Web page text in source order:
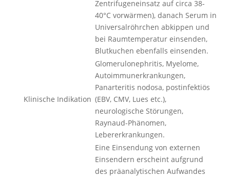
Zentrifugeneinsatz auf circa 38-
40°C vorwärmen), danach Serum in
Universalröhrchen abkippen und
bei Raumtemperatur einsenden,
Blutkuchen ebenfalls einsenden.
Klinische Indikation
Glomerulonephritis, Myelome,
Autoimmunerkrankungen,
Panarteritis nodosa, postinfektiös
(EBV, CMV, Lues etc.),
neurologische Störungen,
Raynaud-Phänomen,
Lebererkrankungen.
Eine Einsendung von externen
Einsendern erscheint aufgrund
des präanalytischen Aufwandes